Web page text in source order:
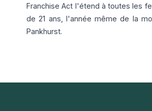
Franchise Act l'étend à toutes les
de 21 ans, l'année même de la
Pankhurst.